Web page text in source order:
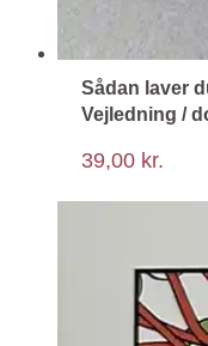
Sådan laver
Vejledning /
39,00 kr.